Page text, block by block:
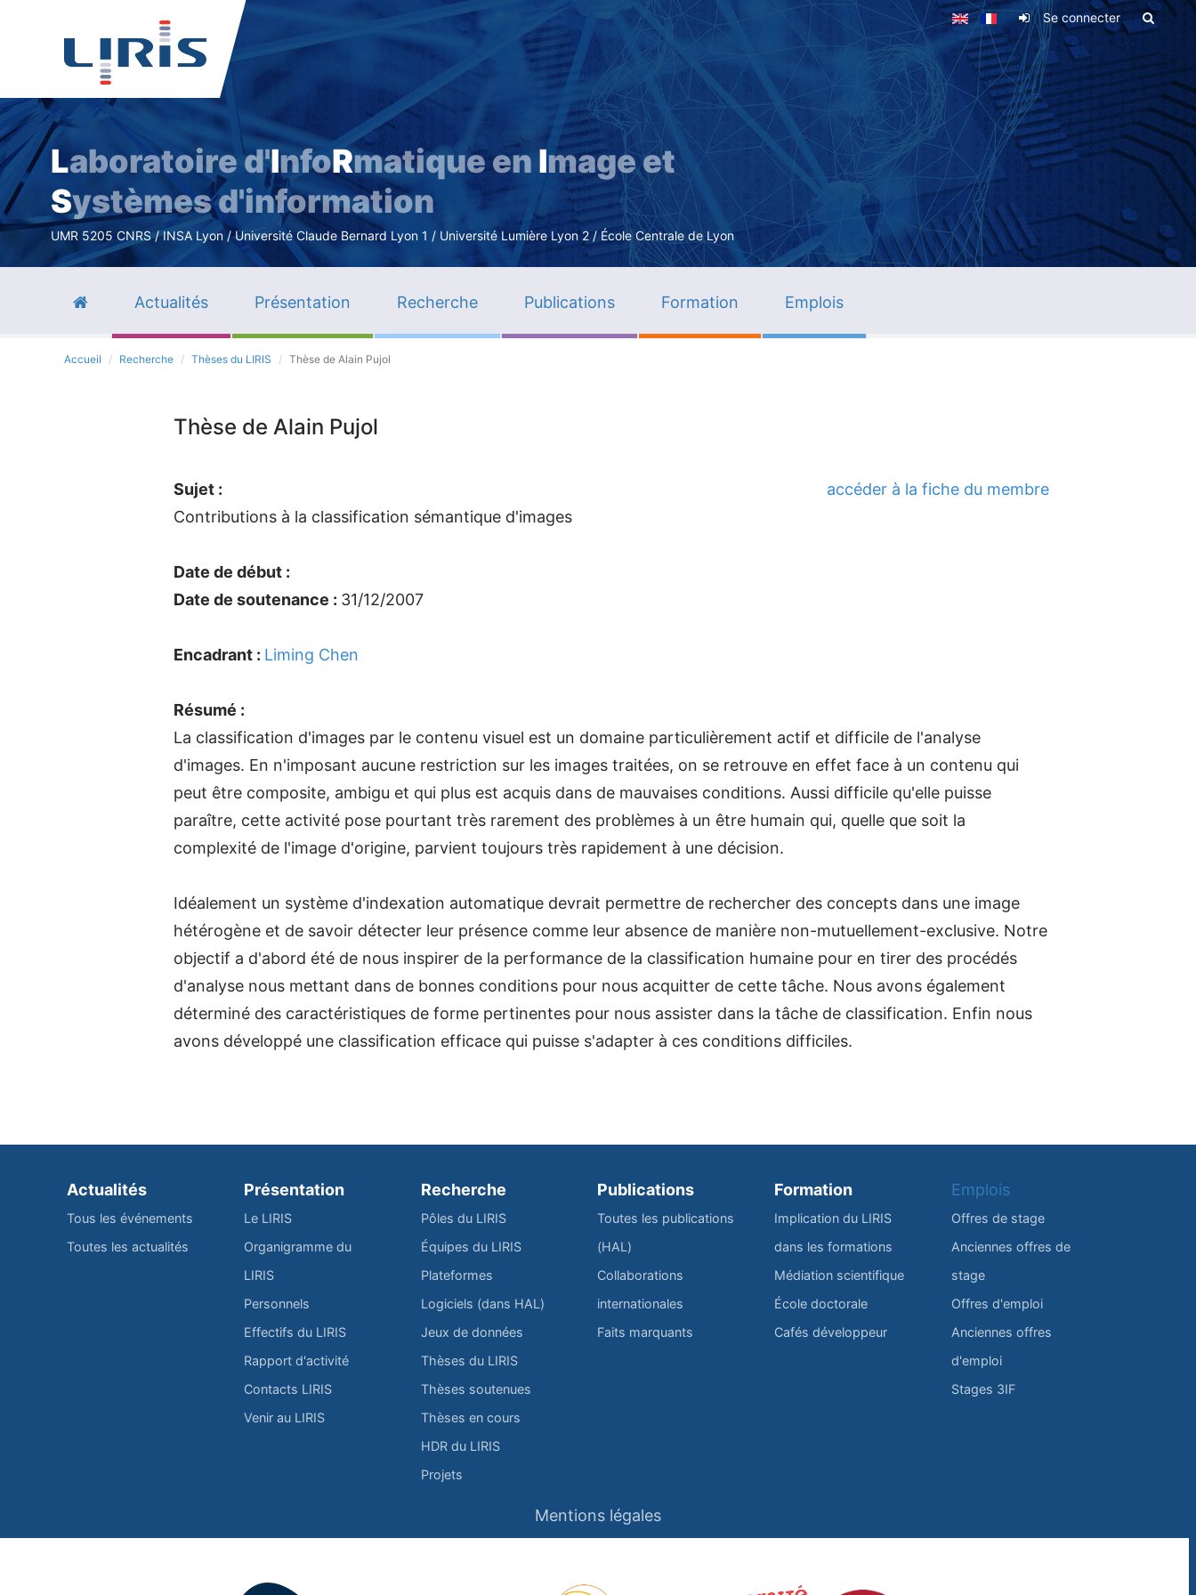
Aller
contenu
principal
Se connecter
Laboratoire d'InfoRmatique en Image et
Systèmes d'information
UMR 5205 CNRS / INSA Lyon / Université Claude Bernard Lyon 1 / Université Lumière Lyon 2 / École Centrale de Lyon
Actualités Présentation Recherche Publications Formation Emplois
Accueil Recherche Thèses du LIRIS Thèse de Alain Pujol
Thèse de Alain Pujol
accéder à la fiche du membre
Sujet :
Contributions à la classification sémantique d'images
Date de début :
Date de soutenance : 31/12/2007
Encadrant : Liming Chen
Résumé :
La classification d'images par le contenu visuel est un domaine particulièrement actif et difficile de l'analyse
d'images. En n'imposant aucune restriction sur les images traitées, on se retrouve en effet face à un contenu qui
peut être composite, ambigu et qui plus est acquis dans de mauvaises conditions. Aussi difficile qu'elle puisse
paraître, cette activité pose pourtant très rarement des problèmes à un être humain qui, quelle que soit la
complexité de l'image d'origine, parvient toujours très rapidement à une décision.
Idéalement un système d'indexation automatique devrait permettre de rechercher des concepts dans une image
hétérogène et de savoir détecter leur présence comme leur absence de manière non-mutuellement-exclusive. Notre
objectif a d'abord été de nous inspirer de la performance de la classification humaine pour en tirer des procédés
d'analyse nous mettant dans de bonnes conditions pour nous acquitter de cette tâche. Nous avons également
déterminé des caractéristiques de forme pertinentes pour nous assister dans la tâche de classification. Enfin nous
avons développé une classification efficace qui puisse s'adapter à ces conditions difficiles.
Actualités
Tous les événements
Toutes les actualités
Présentation
Le LIRIS
Organigramme du
LIRIS
Personnels
Effectifs du LIRIS
Rapport d'activité
Contacts LIRIS
Venir au LIRIS
Recherche
Pôles du LIRIS
Équipes du LIRIS
Plateformes
Logiciels (dans HAL)
Jeux de données
Thèses du LIRIS
Thèses soutenues
Thèses en cours
HDR du LIRIS
Projets
Publications
Toutes les publications
(HAL)
Collaborations
internationales
Faits marquants
Formation
Implication du LIRIS
dans les formations
Médiation scientifique
École doctorale
Cafés développeur
Emplois
Offres de stage
Anciennes offres de
stage
Offres d'emploi
Anciennes offres
d'emploi
Stages 3IF
Mentions légales